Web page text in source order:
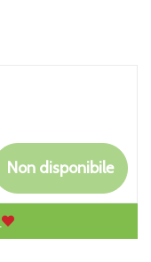
Non disponibile